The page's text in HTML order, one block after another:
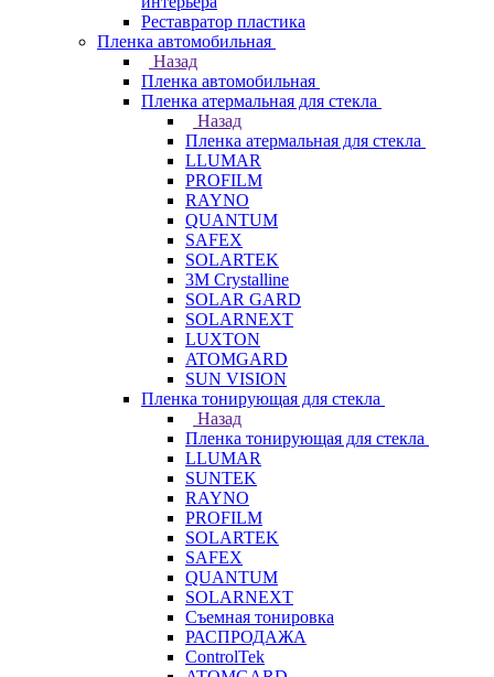
Реставратор пластика
Пленка автомобильная
Назад
Пленка автомобильная
Пленка атермальная для стекла
Назад
Пленка атермальная для стекла
LLUMAR
PROFILM
RAYNO
QUANTUM
SAFEX
SOLARTEK
3M Crystalline
SOLAR GARD
SOLARNEXT
LUXTON
ATOMGARD
SUN VISION
Пленка тонирующая для стекла
Назад
Пленка тонирующая для стекла
LLUMAR
SUNTEK
RAYNO
PROFILM
SOLARTEK
SAFEX
QUANTUM
SOLARNEXT
Съемная тонировка
РАСПРОДАЖА
ControlTek